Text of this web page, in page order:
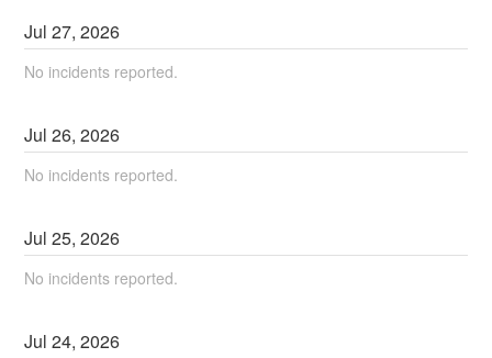
Jul27,2026
No incidents reported.
Jul26,2026
No incidents reported.
Jul25,2026
No incidents reported.
Jul24,2026